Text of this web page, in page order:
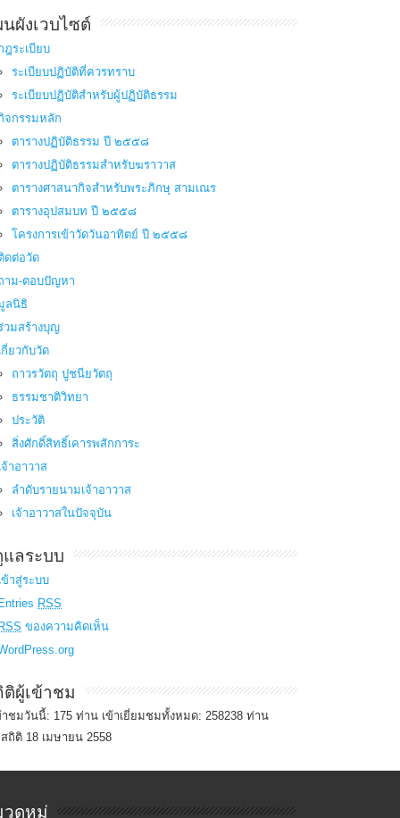
ผังเวบไซต์
ฎระเบียบ
ระเบียบปฏิบัติที่ควรทราบ
ระเบียบปฏิบัติสำหรับผู้ปฏิบัติธรรม
จกรรมหลัก
ตารางปฏิบัติธรรม ปี ๒๕๕๘
ตารางปฏิบัติธรรมสำหรับฆราวาส
ตารางศาสนากิจสำหรับพระภิกษุ สามเณร
ตารางอุปสมบท ปี ๒๕๕๘
โครงการเข้าวัดวันอาทิตย์ ปี ๒๕๕๘
ดต่อวัด
าม-ตอบปัญหา
ลนิธิ
วมสร้างบุญ
กี่ยวกับวัด
ถาวรวัตถุ ปูชนียวัตถุ
ธรรมชาติวิทยา
ประวัติ
สิ่งศักดิ์สิทธิ์เคารพสักการะ
จ้าอาวาส
ลำดับรายนามเจ้าอาวาส
เจ้าอาวาสในปัจจุบัน
ลระบบ
ข้าสู่ระบบ
RSS
ของความคิดเห็น
ผู้เข้าชม
าชมวันนี้: 175 ท่าน เข้าเยี่ยมชมทั้งหมด: 258238 ท่าน
สถิติ 18 เมษายน 2558
ดหมู่